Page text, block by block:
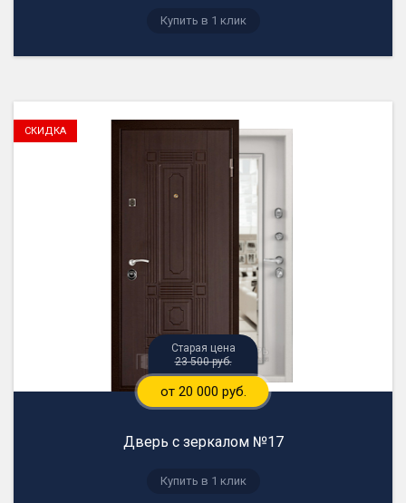
23 500 руб.
от 20 000 руб.
Дверь с зеркалом №17